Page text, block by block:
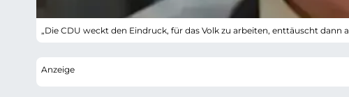
„Die CDU weckt den Eindruck, für das Volk zu arbeiten, enttäuscht dann